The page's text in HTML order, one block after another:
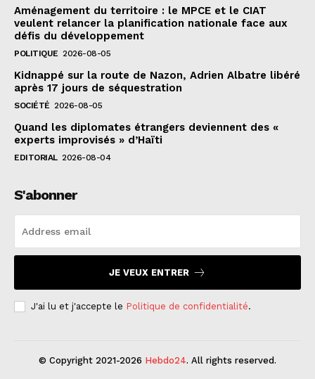
Aménagement du territoire : le MPCE et le CIAT
veulent relancer la planification nationale face aux
défis du développement
POLITIQUE 2026-08-05
Kidnappé sur la route de Nazon, Adrien Albatre libéré
après 17 jours de séquestration
SOCIÉTÉ 2026-08-05
Quand les diplomates étrangers deviennent des «
experts improvisés » d’Haïti
EDITORIAL 2026-08-04
S'abonner
JE VEUX ENTRER
J'ai lu et j'accepte le Politique de confidentialité.
© Copyright 2021-2026 Hebdo24. All rights reserved.